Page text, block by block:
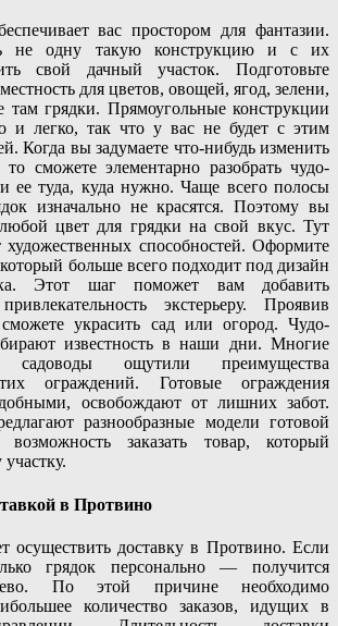
вас простором для фантазии.
не одну такую конструкцию и с их
свой дачный участок. Подготовьте
для цветов, овощей, ягод, зелени,
там грядки. Прямоугольные конструкции
и легко, так что у вас не будет с этим
Когда вы задумаете что-нибудь изменить
сможете элементарно разобрать чудо-
ее туда, куда нужно. Чаще всего полосы
изначально не красятся. Поэтому вы
цвет для грядки на свой вкус. Тут
художественных способностей. Оформите
больше всего подходит под дизайн
Этот шаг поможет вам добавить
экстерьеру. Проявив
украсить сад или огород. Чудо-
известность в наши дни. Многие
ощутили преимущества
ограждений. Готовые ограждения
освобождают от лишних забот.
разнообразные модели готовой
заказать товар, который
в Протвино
доставку в Протвино. Если
грядок персонально — получится
По этой причине необходимо
количество заказов, идущих в